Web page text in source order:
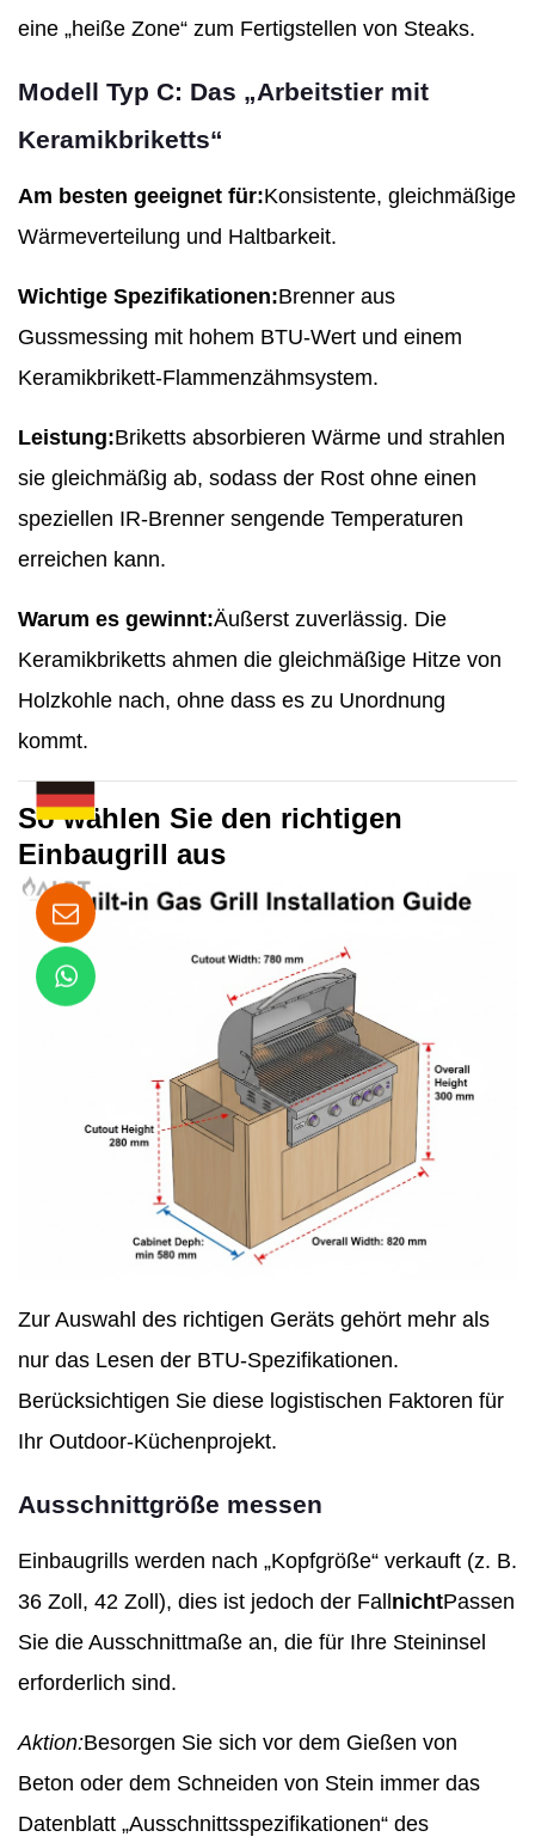
eine „heiße Zone“ zum Fertigstellen von Steaks.
Modell Typ C: Das „Arbeitstier mit
Keramikbriketts“
Am besten geeignet für:Konsistente, gleichmäßige
Wärmeverteilung und Haltbarkeit.
Wichtige Spezifikationen:Brenner aus
Gussmessing mit hohem BTU-Wert und einem
Keramikbrikett-Flammenzähmsystem.
Leistung:Briketts absorbieren Wärme und strahlen
sie gleichmäßig ab, sodass der Rost ohne einen
speziellen IR-Brenner sengende Temperaturen
erreichen kann.
Warum es gewinnt:Äußerst zuverlässig. Die
Keramikbriketts ahmen die gleichmäßige Hitze von
Holzkohle nach, ohne dass es zu Unordnung
kommt.
So wählen Sie den richtigen
Einbaugrill aus
Zur Auswahl des richtigen Geräts gehört mehr als
nur das Lesen der BTU-Spezifikationen.
Berücksichtigen Sie diese logistischen Faktoren für
Ihr Outdoor-Küchenprojekt.
Ausschnittgröße messen
Einbaugrills werden nach „Kopfgröße“ verkauft (z. B.
36 Zoll, 42 Zoll), dies ist jedoch der FallnichtPassen
Sie die Ausschnittmaße an, die für Ihre Steininsel
erforderlich sind.
Aktion:Besorgen Sie sich vor dem Gießen von
Beton oder dem Schneiden von Stein immer das
Datenblatt „Ausschnittsspezifikationen“ des